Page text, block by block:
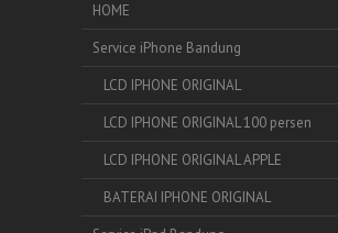
HOME
Service iPhone Bandung
LCD IPHONE ORIGINAL
LCD IPHONE ORIGINAL 100 persen
LCD IPHONE ORIGINAL APPLE
BATERAI IPHONE ORIGINAL